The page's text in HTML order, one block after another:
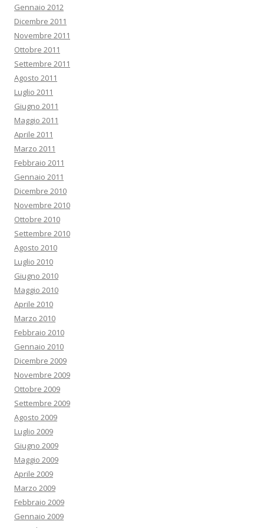
Gennaio 2012
Dicembre 2011
Novembre 2011
Ottobre 2011
Settembre 2011
Agosto 2011
Luglio 2011
Giugno 2011
Maggio 2011
Aprile 2011
Marzo 2011
Febbraio 2011
Gennaio 2011
Dicembre 2010
Novembre 2010
Ottobre 2010
Settembre 2010
Agosto 2010
Luglio 2010
Giugno 2010
Maggio 2010
Aprile 2010
Marzo 2010
Febbraio 2010
Gennaio 2010
Dicembre 2009
Novembre 2009
Ottobre 2009
Settembre 2009
Agosto 2009
Luglio 2009
Giugno 2009
Maggio 2009
Aprile 2009
Marzo 2009
Febbraio 2009
Gennaio 2009